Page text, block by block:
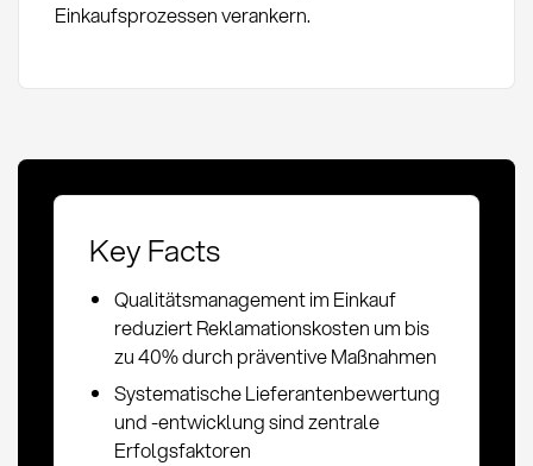
Einkaufsprozessen verankern.
Key Facts
Qualitätsmanagement im Einkauf
reduziert Reklamationskosten um bis
zu 40% durch präventive Maßnahmen
Systematische Lieferantenbewertung
und -entwicklung sind zentrale
Erfolgsfaktoren